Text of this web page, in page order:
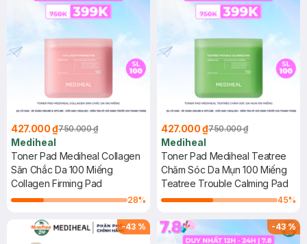
427.000 ₫750.000 ₫
Mediheal
Toner Pad Mediheal Collagen
Săn Chắc Da 100 Miếng
Collagen Firming Pad
28%
427.000 ₫750.000 ₫
Mediheal
Toner Pad Mediheal Teatree
Chăm Sóc Da Mụn 100 Miếng
Teatree Trouble Calming Pad
45%
-43 % -43%